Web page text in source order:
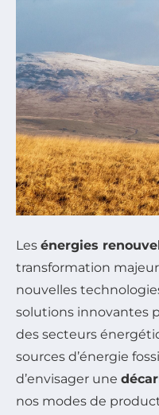
Les énergies
transformation
nouvelles
solutions innovantes
des secteurs
sources d’énergie
d’envisager une
nos modes de